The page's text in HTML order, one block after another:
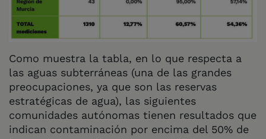
Como muestra la tabla, en lo que respecta a
las aguas subterráneas (una de las grandes
preocupaciones, ya que son las reservas
estratégicas de agua), las siguientes
comunidades autónomas tienen resultados que
indican contaminación por encima del 50% de